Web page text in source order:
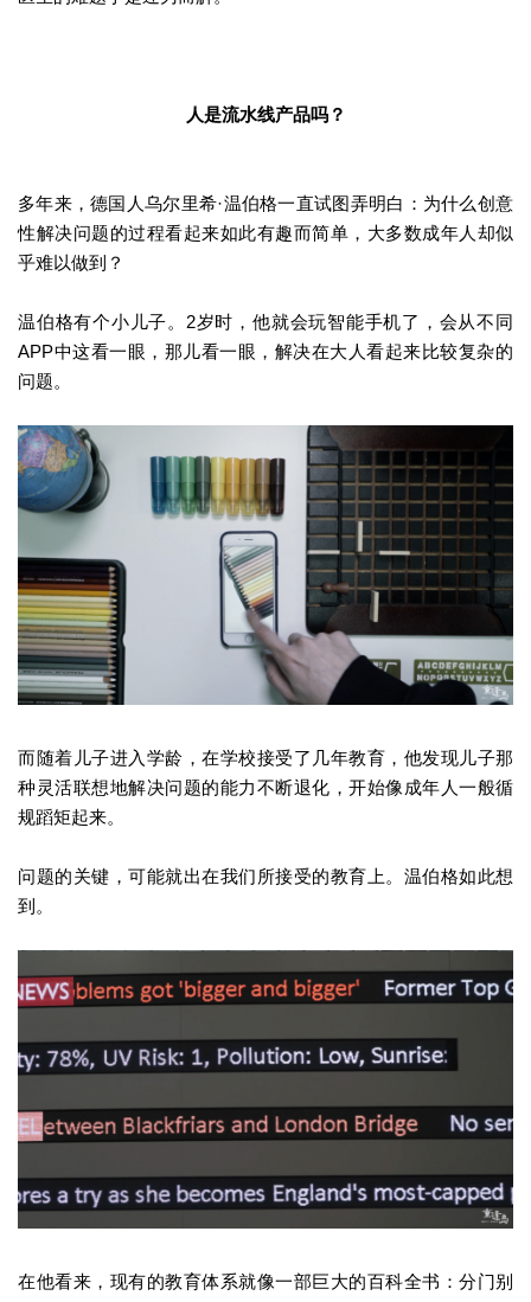
人是流水线产品吗？
多年来，德国人乌尔里希·温伯格一直试图弄明白：为什么创意
性解决问题的过程看起来如此有趣而简单，大多数成年人却似
乎难以做到？
温伯格有个小儿子。2岁时，他就会玩智能手机了，会从不同
APP中这看一眼，那儿看一眼，解决在大人看起来比较复杂的
问题。
而随着儿子进入学龄，在学校接受了几年教育，他发现儿子那
种灵活联想地解决问题的能力不断退化，开始像成年人一般循
规蹈矩起来。
问题的关键，可能就出在我们所接受的教育上。温伯格如此想
到。
在他看来，现有的教育体系就像一部巨大的百科全书：分门别